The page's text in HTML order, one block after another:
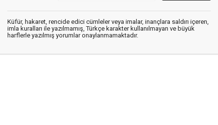
Küfür, hakaret, rencide edici cümleler veya imalar, inançlara saldırı içeren,
imla kuralları ile yazılmamış, Türkçe karakter kullanılmayan ve büyük
harflerle yazılmış yorumlar onaylanmamaktadır.